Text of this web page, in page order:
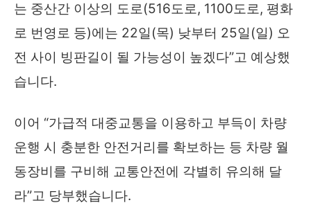
는 중산간 이상의 도로(516도로, 1100도로, 평화
로 번영로 등)에는 22일(목) 낮부터 25일(일) 오
전 사이 빙판길이 될 가능성이 높겠다”고 예상했
습니다.
이어 “가급적 대중교통을 이용하고 부득이 차량
운행 시 충분한 안전거리를 확보하는 등 차량 월
동장비를 구비해 교통안전에 각별히 유의해 달
라”고 당부했습니다.